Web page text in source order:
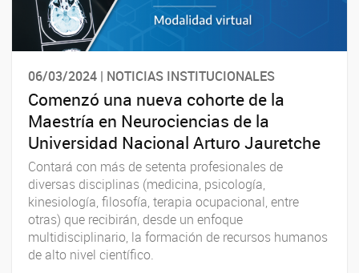
06/03/2024 | NOTICIAS INSTITUCIONALES
Comenzó una nueva cohorte de la
Maestría en Neurociencias de la
Universidad Nacional Arturo Jauretche
Contará con más de setenta profesionales de
diversas disciplinas (medicina, psicología,
kinesiología, filosofía, terapia ocupacional, entre
otras) que recibirán, desde un enfoque
multidisciplinario, la formación de recursos humanos
de alto nivel científico.